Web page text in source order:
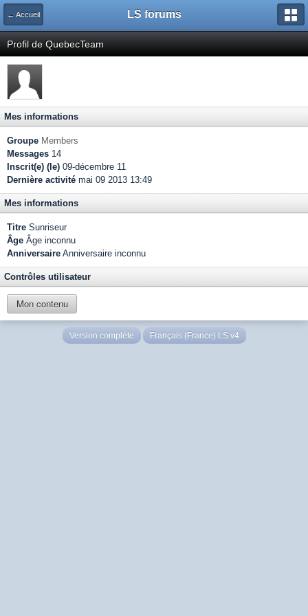
← Accueil LS forums
Profil de QuebecTeam
Mes informations
Groupe Members
Messages 14
Inscrit(e) (le) 09-décembre 11
Dernière activité mai 09 2013 13:49
Mes informations
Titre Sunriseur
Âge Âge inconnu
Anniversaire Anniversaire inconnu
Contrôles utilisateur
Mon contenu
Version complète Français (France) LS v4